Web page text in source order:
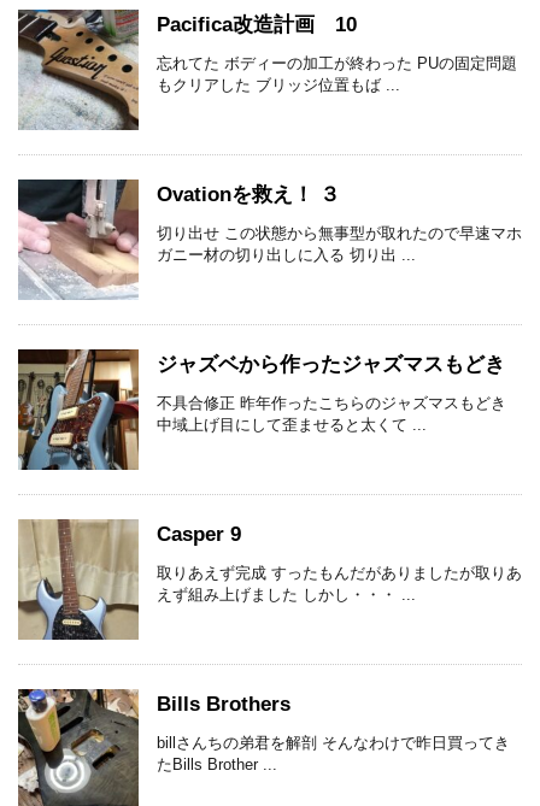
Pacifica改造計画 10
忘れてた ボディーの加工が終わった PUの固定問題
もクリアした ブリッジ位置もば ...
Ovationを救え！ ３
切り出せ この状態から無事型が取れたので早速マホ
ガニー材の切り出しに入る 切り出 ...
ジャズベから作ったジャズマスもどき
不具合修正 昨年作ったこちらのジャズマスもどき
中域上げ目にして歪ませると太くて ...
Casper 9
取りあえず完成 すったもんだがありましたが取りあ
えず組み上げました しかし・・・ ...
Bills Brothers
billさんちの弟君を解剖 そんなわけで昨日買ってき
たBills Brother ...